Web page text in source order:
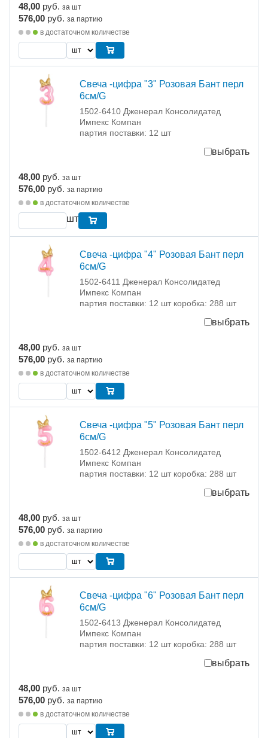
48,00 руб. за шт
576,00 руб. за партию
в достаточном количестве
Свеча -цифра "3" Розовая Бант перл
6см/G
1502-6410 Дженерал Консолидатед
Импекс Компан
партия поставки: 12 шт
выбрать
48,00 руб. за шт
576,00 руб. за партию
в достаточном количестве
шт
Свеча -цифра "4" Розовая Бант перл
6см/G
1502-6411 Дженерал Консолидатед
Импекс Компан
партия поставки: 12 шт коробка: 288 шт
выбрать
48,00 руб. за шт
576,00 руб. за партию
в достаточном количестве
Свеча -цифра "5" Розовая Бант перл
6см/G
1502-6412 Дженерал Консолидатед
Импекс Компан
партия поставки: 12 шт коробка: 288 шт
выбрать
48,00 руб. за шт
576,00 руб. за партию
в достаточном количестве
Свеча -цифра "6" Розовая Бант перл
6см/G
1502-6413 Дженерал Консолидатед
Импекс Компан
партия поставки: 12 шт коробка: 288 шт
выбрать
48,00 руб. за шт
576,00 руб. за партию
в достаточном количестве